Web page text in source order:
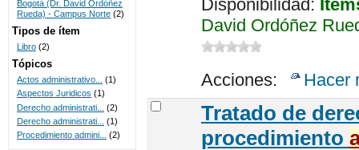
Disponibilidad:
David Ordóñez
Acciones: Hacer
Tratado de
procedimiento
Bogotá (Dr. David Ordóñez
Rueda) - Campus Norte (2)
Tipos de ítem
Libro (2)
Tópicos
Actos administrativo...
(1)
Aspectos Juridicos (1)
Derecho administrati...
(2)
Derecho administrati...
(1)
Procedimiento admini...
(2)